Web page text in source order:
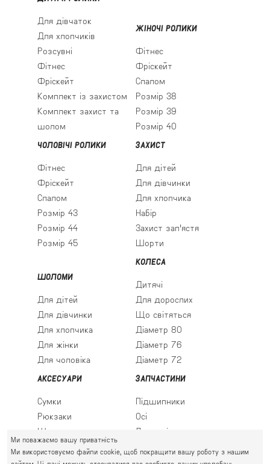
Для дівчаток
Для хлопчиків
Розсувні
Фітнес
Фріскейт
Комплект із захистом
Комплект захист та
шолом
ЖІНОЧІ РОЛИКИ
Фітнес
Фріскейт
Слалом
Розмір 38
Розмір 39
Розмір 40
ЧОЛОВІЧІ РОЛИКИ
Фітнес
Фріскейт
Слалом
Розмір 43
Розмір 44
Розмір 45
ЗАХИСТ
Для дітей
Для дівчинки
Для хлопчика
Набір
Захист зап'ястя
Шорти
ШОЛОМИ
Для дітей
Для дівчинки
Для хлопчика
Для жінки
Для чоловіка
КОЛЕСА
Дитячі
Для дорослих
Що світяться
Діаметр 80
Діаметр 76
Діаметр 72
АКСЕСУАРИ
Сумки
Рюкзаки
Шкарпетки
ЗАПЧАСТИНИ
Підшипники
Осі
Льодові леза
Ми поважаємо вашу приватність
Ми використовуємо файли cookie, щоб покращити вашу роботу з нашим